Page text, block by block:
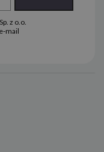
z o.o.
mail